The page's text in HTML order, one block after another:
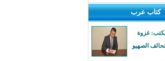
كتاب عرب
يكتب: غزوة
الصهيو